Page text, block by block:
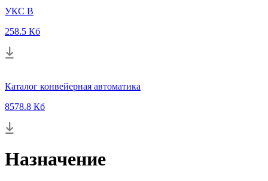
УКС В
258.5 Кб
Каталог конвейерная автоматика
8578.8 Кб
Назначение